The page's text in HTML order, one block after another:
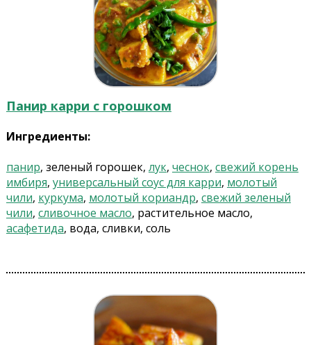
Панир карри с горошком
Ингредиенты:
панир, зеленый горошек, лук, чеснок, свежий корень
имбиря, универсальный соус для карри, молотый
чили, куркума, молотый кориандр, свежий зеленый
чили, сливочное масло, растительное масло,
асафетида, вода, сливки, соль